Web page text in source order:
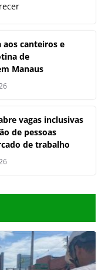
aos canteiros e
de
Manaus
vagas inclusivas
de pessoas
de trabalho